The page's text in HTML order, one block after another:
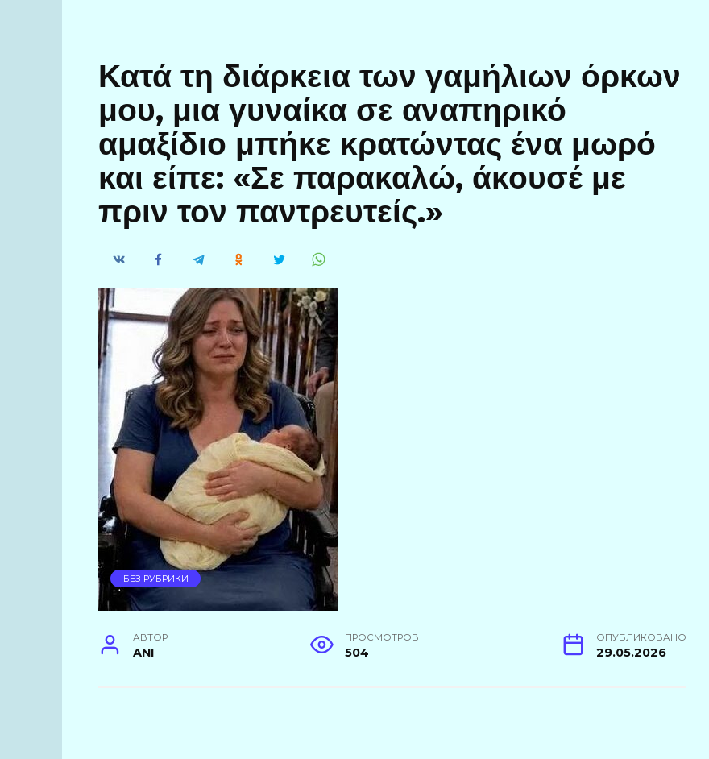
Κατά τη διάρκεια των γαμήλιων όρκων
μου, μια γυναίκα σε αναπηρικό
αμαξίδιο μπήκε κρατώντας ένα μωρό
και είπε: «Σε παρακαλώ, άκουσέ με
πριν τον παντρευτείς.»
БЕЗ РУБРИКИ
АВТОР
ANI
ПРОСМОТРОВ
504
ОПУБЛИКОВАНО
29.05.2026